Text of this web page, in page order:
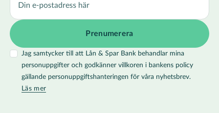
Jag samtycker till att Lån & Spar Bank behandlar mina
personuppgifter och godkänner villkoren i bankens policy
gällande personuppgiftshanteringen för våra nyhetsbrev.
Läs mer